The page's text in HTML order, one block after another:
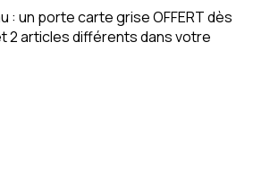
: un porte carte grise OFFERT dès
2 articles différents dans votre